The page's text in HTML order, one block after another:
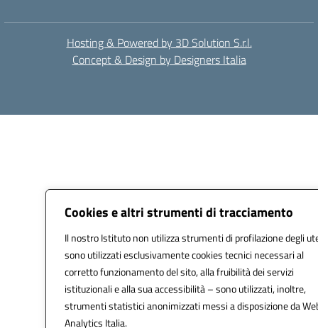
Cookies e altri strumenti di tracciamento
Il nostro Istituto non utilizza strumenti di profilazione degli
sono utilizzati esclusivamente cookies tecnici necessari al
corretto funzionamento del sito, alla fruibilità dei servizi
istituzionali e alla sua accessibilità – sono utilizzati, inoltre,
strumenti statistici anonimizzati messi a disposizione da
Analytics Italia.
Hosting & Powered by 3D Solution S.r.l.
Concept & Design by Designers Italia